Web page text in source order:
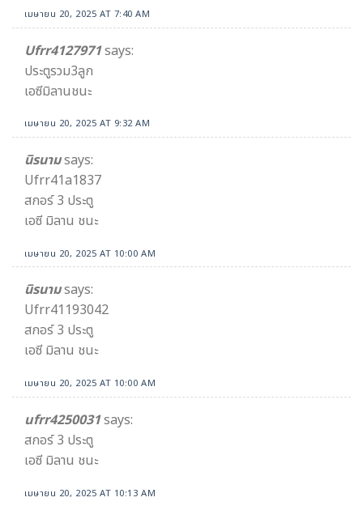
เมษายน 20, 2025 AT 7:40 AM
Ufrr4127971says:
ประตูรวม3ลูก
เอซีมิลานชนะ
เมษายน 20, 2025 AT 9:32 AM
นิรนามsays:
Ufrr41a1837
สกอร์ 3 ประตู
เอซี มิลาน ชนะ
เมษายน 20, 2025 AT 10:00 AM
นิรนามsays:
Ufrr41193042
สกอร์ 3 ประตู
เอซี มิลาน ชนะ
เมษายน 20, 2025 AT 10:00 AM
ufrr4250031says:
สกอร์ 3 ประตู
เอซี มิลาน ชนะ
เมษายน 20, 2025 AT 10:13 AM